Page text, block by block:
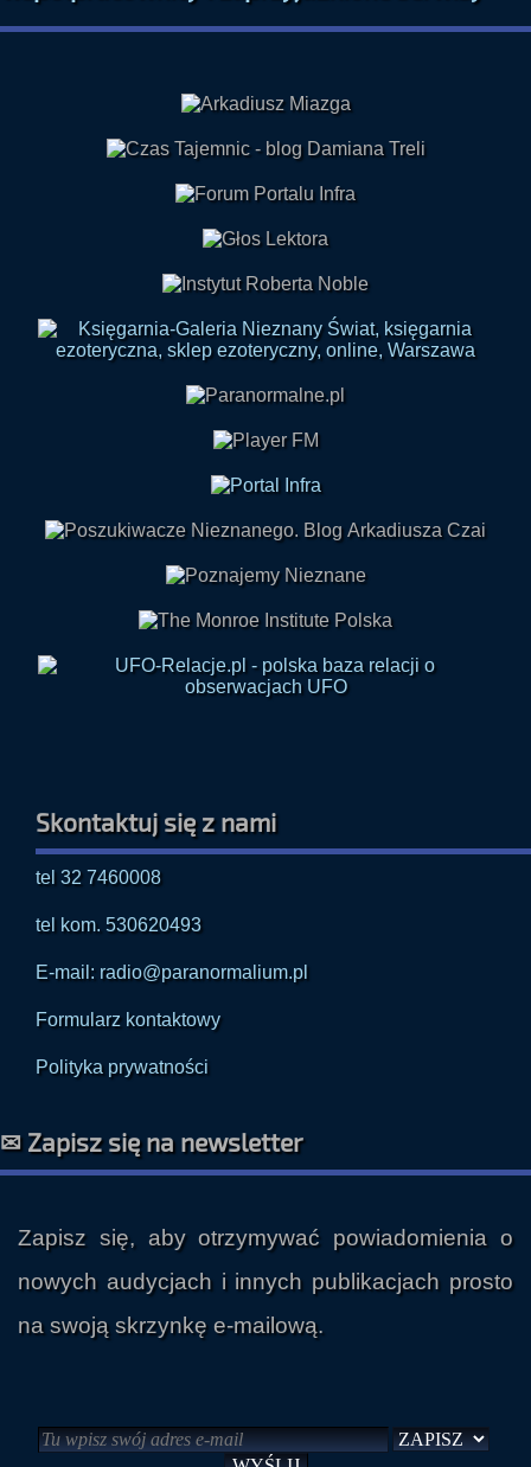
Skontaktuj się z nami
tel 32 7460008
tel kom. 530620493
E-mail: radio@paranormalium.pl
Formularz kontaktowy
Zapisz się, aby otrzymywać powiadomienia o
nowych audycjach i innych publikacjach prosto